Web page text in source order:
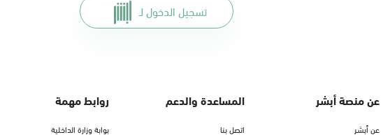
تسجيل الدخول لـ
عن منصة أبشر
عن أبشر
المساعدة والدعم
اتصل بنا
روابط مهمة
بوابة وزارة الداخلية